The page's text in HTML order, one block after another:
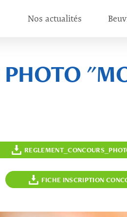
Nos actualités
FICHE INSCRIPTION